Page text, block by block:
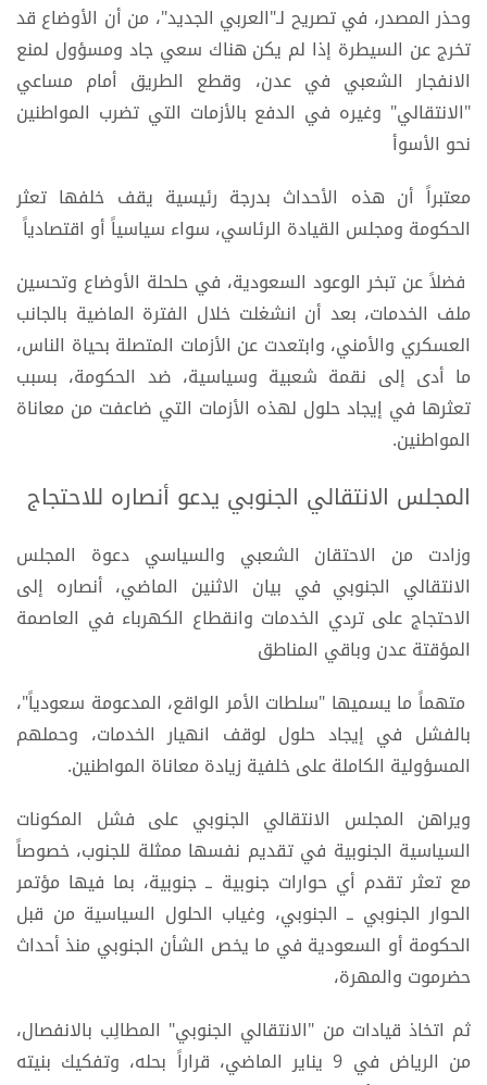
وحذر المصدر، في تصريح لـ"العربي الجديد"، من أن الأوضاع قد
تخرج عن السيطرة إذا لم يكن هناك سعي جاد ومسؤول لمنع
الانفجار الشعبي في عدن، وقطع الطريق أمام مساعي
"الانتقالي" وغيره في الدفع بالأزمات التي تضرب المواطنين
نحو الأسوأ
معتبراً أن هذه الأحداث بدرجة رئيسية يقف خلفها تعثر
الحكومة ومجلس القيادة الرئاسي، سواء سياسياً أو اقتصادياً
فضلاً عن تبخر الوعود السعودية، في حلحلة الأوضاع وتحسين
ملف الخدمات، بعد أن انشغلت خلال الفترة الماضية بالجانب
العسكري والأمني، وابتعدت عن الأزمات المتصلة بحياة الناس،
ما أدى إلى نقمة شعبية وسياسية، ضد الحكومة، بسبب
تعثرها في إيجاد حلول لهذه الأزمات التي ضاعفت من معاناة
المواطنين.
المجلس الانتقالي الجنوبي يدعو أنصاره للاحتجاج
وزادت من الاحتقان الشعبي والسياسي دعوة المجلس
الانتقالي الجنوبي في بيان الاثنين الماضي، أنصاره إلى
الاحتجاج على تردي الخدمات وانقطاع الكهرباء في العاصمة
المؤقتة عدن وباقي المناطق
متهماً ما يسميها "سلطات الأمر الواقع، المدعومة سعودياً"،
بالفشل في إيجاد حلول لوقف انهيار الخدمات، وحملهم
المسؤولية الكاملة على خلفية زيادة معاناة المواطنين.
ويراهن المجلس الانتقالي الجنوبي على فشل المكونات
السياسية الجنوبية في تقديم نفسها ممثلة للجنوب، خصوصاً
مع تعثر تقدم أي حوارات جنوبية ــ جنوبية، بما فيها مؤتمر
الحوار الجنوبي ــ الجنوبي، وغياب الحلول السياسية من قبل
الحكومة أو السعودية في ما يخص الشأن الجنوبي منذ أحداث
حضرموت والمهرة،
ثم اتخاذ قيادات من "الانتقالي الجنوبي" المطالِب بالانفصال،
من الرياض في 9 يناير الماضي، قراراً بحله، وتفكيك بنيته